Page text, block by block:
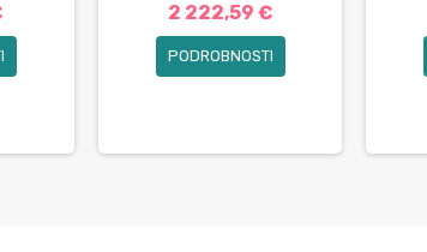
2 222,59 €
PODROBNOSTI